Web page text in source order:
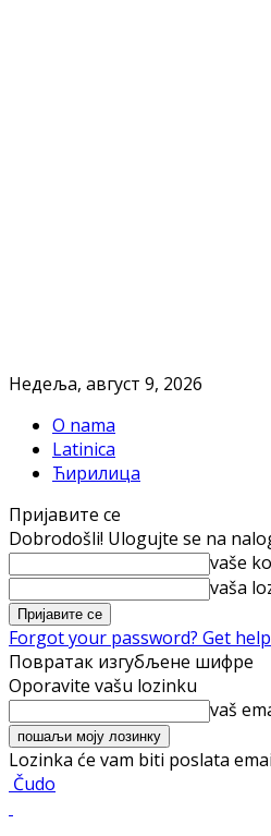
Недеља, август 9, 2026
O nama
Latinica
Ћирилица
Пријавите се
Dobrodošli! Ulogujte se na
vaše
vaša
Forgot your password? Get help
Повратак изгубљене шифре
Oporavite vašu lozinku
vaš
Lozinka će vam biti poslata
Čudo